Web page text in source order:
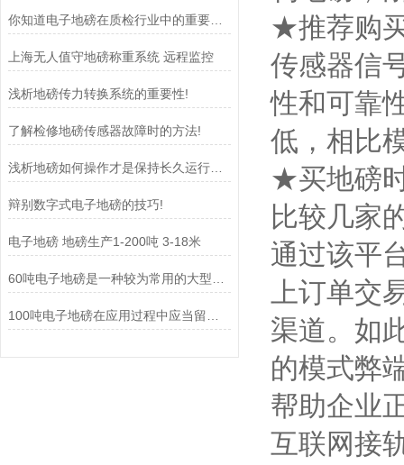
你知道电子地磅在质检行业中的重要性和应用案例如何?
上海无人值守地磅称重系统 远程监控
浅析地磅传力转换系统的重要性!
了解检修地磅传感器故障时的方法!
浅析地磅如何操作才是保持长久运行的基准!
辩别数字式电子地磅的技巧!
电子地磅 地磅生产1-200吨 3-18米
★推荐购
传感器信
性和可靠
低，相比
★买地磅
比较几家
通过该平
上订单交
渠道。如
的模式弊
帮助企业
互联网接